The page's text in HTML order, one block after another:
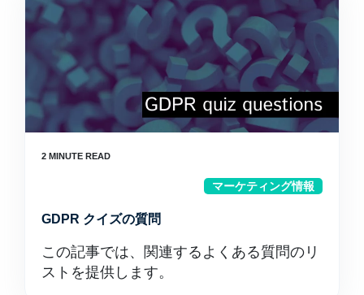
マーケティング情報
GDPR クイズの質問
この記事では、関連するよくある質問のリ
ストを提供します。